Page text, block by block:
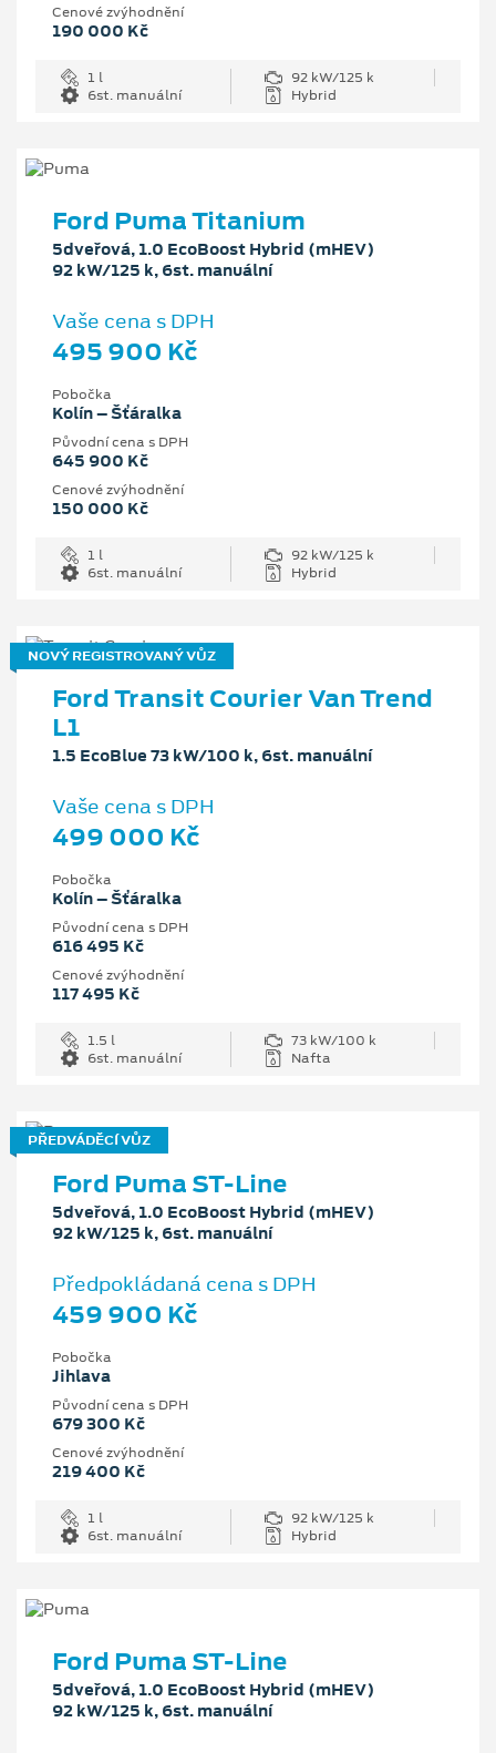
Cenové zvýhodnění
190 000 Kč
1 l
92 kW/125 k
6st. manuální
Hybrid
Ford Puma Titanium
5dveřová, 1.0 EcoBoost Hybrid (mHEV)
92 kW/125 k, 6st. manuální
Vaše cena s DPH
495 900 Kč
Pobočka
Kolín – Šťáralka
Původní cena s DPH
645 900 Kč
Cenové zvýhodnění
150 000 Kč
1 l
92 kW/125 k
6st. manuální
Hybrid
NOVÝ REGISTROVANÝ VŮZ
Ford Transit Courier Van Trend
L1
1.5 EcoBlue 73 kW/100 k, 6st. manuální
Vaše cena s DPH
499 000 Kč
Pobočka
Kolín – Šťáralka
Původní cena s DPH
616 495 Kč
Cenové zvýhodnění
117 495 Kč
1.5 l
73 kW/100 k
6st. manuální
Nafta
PŘEDVÁDĚCÍ VŮZ
Ford Puma ST-Line
5dveřová, 1.0 EcoBoost Hybrid (mHEV)
92 kW/125 k, 6st. manuální
Předpokládaná cena s DPH
459 900 Kč
Pobočka
Jihlava
Původní cena s DPH
679 300 Kč
Cenové zvýhodnění
219 400 Kč
1 l
92 kW/125 k
6st. manuální
Hybrid
Ford Puma ST-Line
5dveřová, 1.0 EcoBoost Hybrid (mHEV)
92 kW/125 k, 6st. manuální